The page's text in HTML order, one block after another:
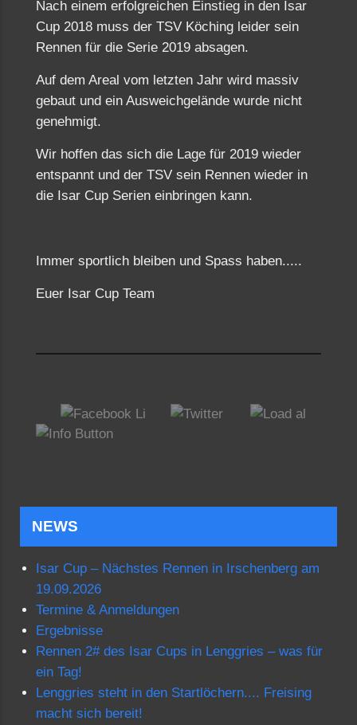
Nach einem erfolgreichen Einstieg in den Isar
Cup 2018 muss der TSV Köching leider sein
Rennen für die Serie 2019 absagen.
Auf dem Areal vom letzten Jahr wird massiv
gebaut und ein Ausweichgelände wurde nicht
genehmigt.
Wir hoffen das sich die Lage für 2019 wieder
entspannt und der TSV sein Rennen wieder in
die Isar Cup Serien einbringen kann.
Immer sportlich bleiben und Spass haben.....
Euer Isar Cup Team
NEWS
Isar Cup – Nächstes Rennen in Irschenberg am
19.09.2026
Termine & Anmeldungen
Ergebnisse
Rennen 2# des Isar Cups in Lenggries – was für
ein Tag!
Lenggries steht in den Startlöchern.... Freising
macht sich bereit!